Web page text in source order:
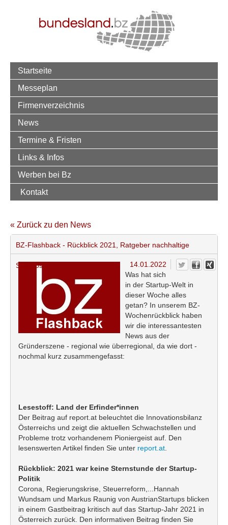
Startseite
Messeplan
Firmenverzeichnis
News
Termine & Fristen
Links & Infos
Werben bei Bz
Kontakt
« Zurück zu den News
BZ-Flashback - Rückblick 2021, Ratgeber nachhaltige
Startups,...
14.01.2022
Was hat sich
in der Startup-Welt in
dieser Woche alles
getan? In unserem BZ-
Wochenrückblick haben
wir die interessantesten
News aus der
Gründerszene - regional wie überregional, da wie dort -
nochmal kurz zusammengefasst:
Lesestoff: Land der Erfinder*innen
Der Beitrag auf report.at beleuchtet die Innovationsbilanz
Österreichs und zeigt die aktuellen Schwachstellen und
Probleme trotz vorhandenem Pioniergeist auf. Den
lesenswerten Artikel finden Sie unter report.at.
Rückblick: 2021 war keine Sternstunde der Startup-
Politik
Corona, Regierungskrise, Steuerreform,...Hannah
Wundsam und Markus Raunig von AustrianStartups blicken
in einem Gastbeitrag kritisch auf das Startup-Jahr 2021 in
Österreich zurück. Den informativen Beitrag finden Sie